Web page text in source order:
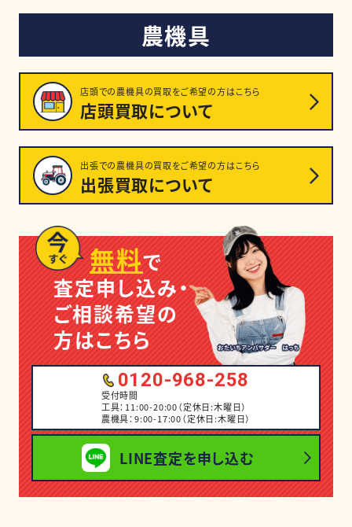
農機具
店頭での農機具の買取をご希望の方はこちら
店頭買取について
出張での農機具の買取をご希望の方はこちら
出張買取について
無料で
査定申し込み・
ご相談希望の
方はこちら
0120-968-258
受付時間
工具：11:00-20:00（定休日:木曜日）
農機具：9:00-17:00（定休日:木曜日）
LINE査定を申し込む